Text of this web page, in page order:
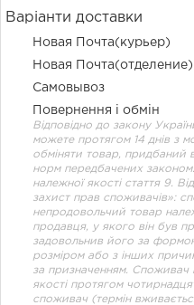
Варіанти доставки
Новая Почта(курьер)
Новая Почта(отделение)
Самовывоз
Повернення і обмін
Відповідно до закону
можете протягом 14 днів з
обміняти товар, придбаний
норм передбачених
належної якості стаття 9.
захист прав споживачів»:
непродовольчий товар
продавця, у якого він був
задовольнив його за
розміром або з інших
за призначенням. Споживач
якості протягом
споживач (термін